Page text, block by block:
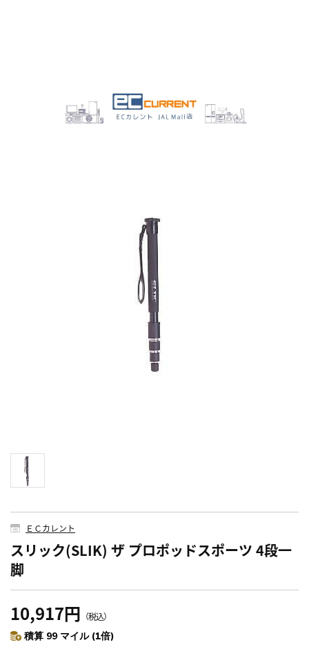
ＥＣカレント
スリック(SLIK) ザ プロポッドスポーツ 4段一
脚
10,917円 （税込）
積算 99 マイル (1倍)